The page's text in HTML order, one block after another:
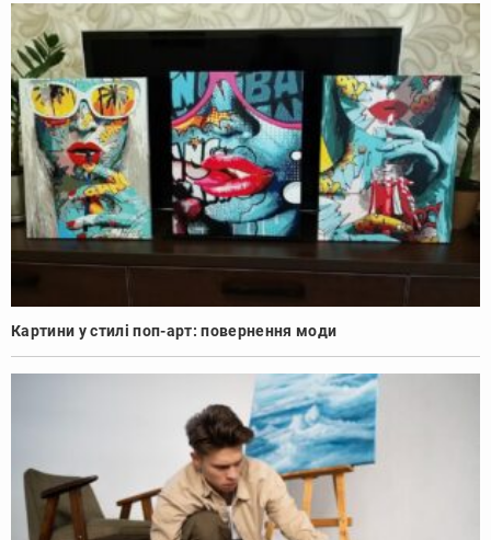
Картини у стилі поп-арт: повернення моди